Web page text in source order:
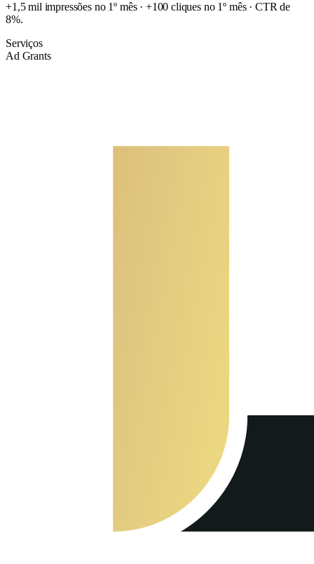
+1,5 mil impressões no 1º mês · +100 cliques no 1º mês · CTR de
8%.
Serviços
Ad Grants